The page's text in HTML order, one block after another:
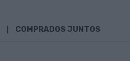
COMPRADOS JUNTOS